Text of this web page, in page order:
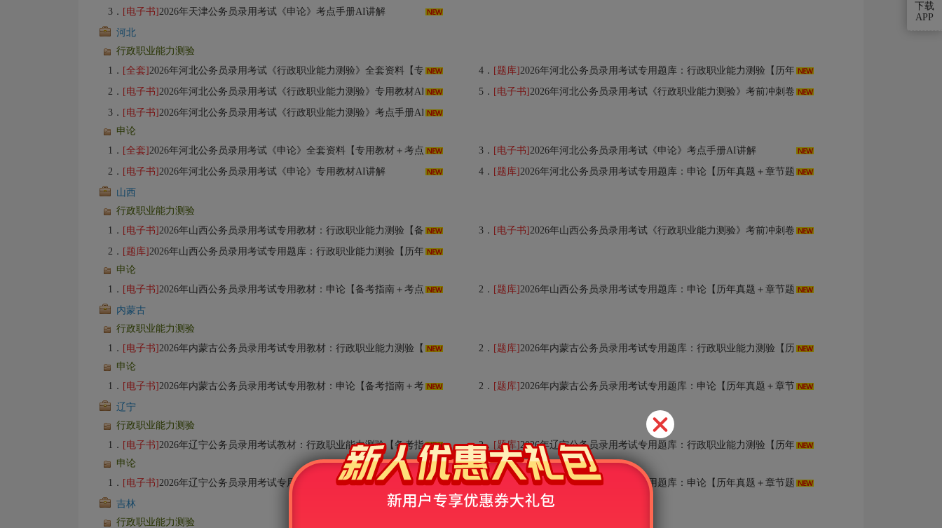
3． [电子书]2026年天津公务员录用考试《申论》考点手册AI讲解
河北
行政职业能力测验
1． [全套]2026年河北公务员录用考试《行政职业能力测验》全套资料【专用教材＋考点手册＋历年真题＋题库＋考前冲刺】 4． [题库]2026年河北公务员录用考试专用题库：行政职业能力测验【历年真题＋章节题库＋模拟试题】（部分录屏讲解）AI讲解
2． [电子书]2026年河北公务员录用考试《行政职业能力测验》专用教材AI讲解 5． [电子书]2026年河北公务员录用考试《行政职业能力测验》考前冲刺卷AI讲解
3． [电子书]2026年河北公务员录用考试《行政职业能力测验》考点手册AI讲解
申论
1． [全套]2026年河北公务员录用考试《申论》全套资料【专用教材＋考点手册＋历年真题＋题库＋模拟试题】 3． [电子书]2026年河北公务员录用考试《申论》考点手册AI讲解
2． [电子书]2026年河北公务员录用考试《申论》专用教材AI讲解 4． [题库]2026年河北公务员录用考试专用题库：申论【历年真题＋章节题库＋模拟试题】AI讲解
山西
行政职业能力测验
1． [电子书]2026年山西公务员录用考试专用教材：行政职业能力测验【备考指南＋考点精讲＋典型题（含历年真题）详解】AI讲解 3． [电子书]2026年山西公务员录用考试《行政职业能力测验》考前冲刺卷AI讲解
2． [题库]2026年山西公务员录用考试专用题库：行政职业能力测验【历年真题＋章节题库＋模拟试题】AI讲解
申论
1． [电子书]2026年山西公务员录用考试专用教材：申论【备考指南＋考点精讲＋典型题（含历年真题）详解】AI讲解 2． [题库]2026年山西公务员录用考试专用题库：申论【历年真题＋章节题库＋模拟试题】AI讲解
内蒙古
行政职业能力测验
1． [电子书]2026年内蒙古公务员录用考试专用教材：行政职业能力测验【备考指南＋考点精讲＋典型题（含历年真题）详解】AI讲解 2． [题库]2026年内蒙古公务员录用考试专用题库：行政职业能力测验【历年真题＋章节题库＋模拟试题】AI讲解
申论
1． [电子书]2026年内蒙古公务员录用考试专用教材：申论【备考指南＋考点精讲＋典型题（含历年真题）详解】AI讲解 2． [题库]2026年内蒙古公务员录用考试专用题库：申论【历年真题＋章节题库＋模拟试题】AI讲解
辽宁
行政职业能力测验
1． [电子书]2026年辽宁公务员录用考试教材：行政职业能力测验【备考指南＋考点精讲＋典型题（含历年真题）详解】AI讲解 2． [题库]2026年辽宁公务员录用考试专用题库：行政职业能力测验【历年真题＋章节题库＋模拟试题】AI讲解
申论
1． [电子书]2026年辽宁公务员录用考试专用教材：申论【备考指南＋考点精讲＋典型题（含历年真题）详解】AI讲解 2．[题库]2026年辽宁公务员录用考试专用题库：申论【历年真题＋章节题库＋模拟试题】AI讲解
吉林
行政职业能力测验
下载
APP